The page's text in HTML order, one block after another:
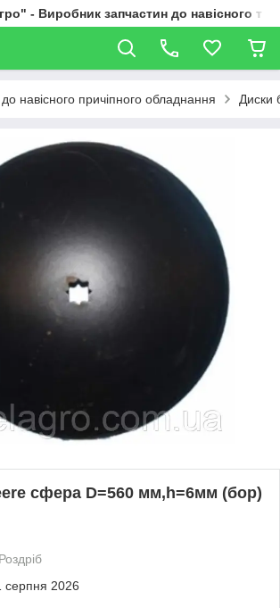
- Виробник запчастин до навісного та
навісного причіпного обладнання Диски
сфера D=560 мм,h=6мм (бор)
Роздріб
серпня 2026